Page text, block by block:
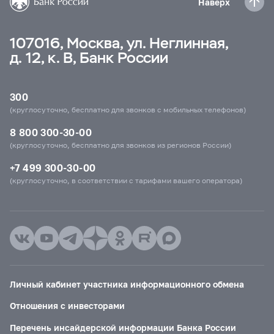
107016, Москва, ул. Неглинная,
д. 12, к. В, Банк России
300
(круглосуточно, бесплатно для звонков с мобильных телефонов)
8 800 300-30-00
(круглосуточно, бесплатно для звонков из регионов России)
+7 499 300-30-00
(круглосуточно, в соответствии с тарифами вашего оператора)
Личный кабинет участника информационного обмена
Отношения с инвесторами
Перечень инсайдерской информации Банка России